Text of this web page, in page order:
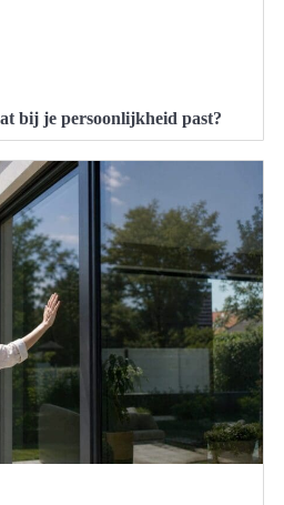
bij je persoonlijkheid past?